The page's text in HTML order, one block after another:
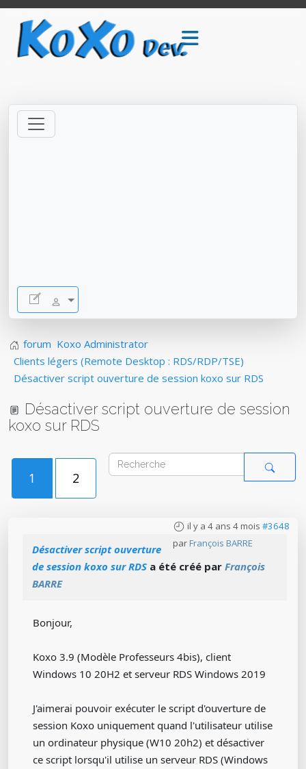
forum Koxo Administrator
Clients légers (Remote Desktop : RDS/RDP/TSE)
Désactiver script ouverture de session koxo sur RDS
Désactiver script ouverture de session
koxo sur RDS
1 2
il y a 4 ans 4 mois #3648
par François BARRE
Désactiver script ouverture
de session koxo sur RDS a été créé par François
BARRE
Bonjour,
Koxo 3.9 (Modèle Professeurs 4bis), client
Windows 10 20H2 et serveur RDS Windows 2019
J'aimerai pouvoir exécuter le script d'ouverture de
session Koxo uniquement quand l'utilisateur utilise
un ordinateur physique (W10 20h2) et désactiver
ce script lorsqu'il utilise un serveur RDS (Windows